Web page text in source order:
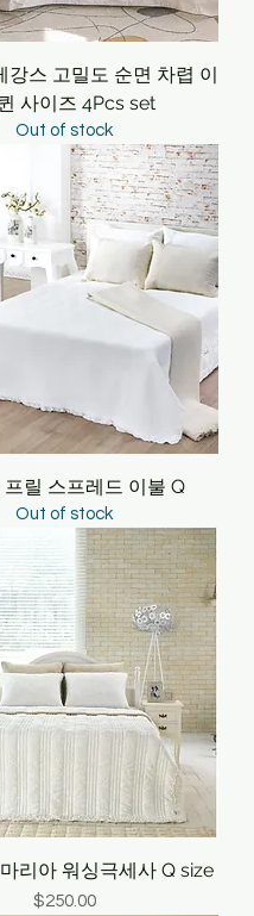
강스 고밀도 순면 차렵 이
사이즈 4Pcs set
Out of stock
프릴 스프레드 이불 Q
Out of stock
리아 워싱극세사 Q size
Price
$250.00